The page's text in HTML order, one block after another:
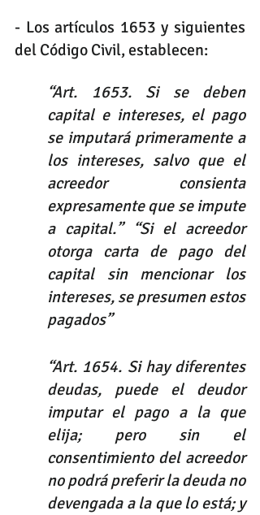
- Los artículos 1653 y siguientes
del Código Civil, establecen:
“Art. 1653. Si se deben
capital e intereses, el pago
se imputará primeramente a
los intereses, salvo que el
acreedor consienta
expresamente que se impute
a capital.” “Si el acreedor
otorga carta de pago del
capital sin mencionar los
intereses, se presumen estos
pagados”
“Art. 1654. Si hay diferentes
deudas, puede el deudor
imputar el pago a la que
elija; pero sin el
consentimiento del acreedor
no podrá preferir la deuda no
devengada a la que lo está; y